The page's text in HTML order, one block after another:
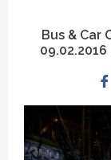
Bus & Car
09.02.2016